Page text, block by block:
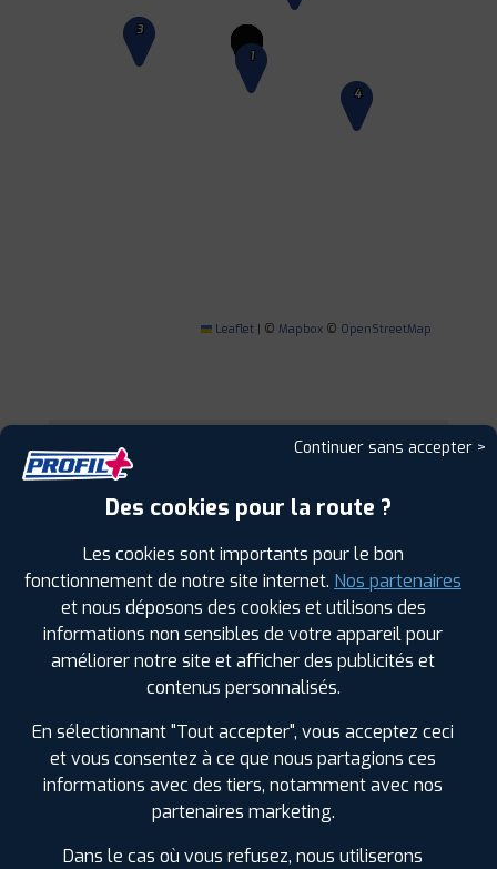
1
3
4
Leaflet | © Mapbox © OpenStreetMap
1
ST BENOIT-POITIERS
1 RUE DE LA VALLEE 86280 SAINT BENOIT -
0549572077
HORAIRES | +D'INFOS
PROFIL PLUSCHATELLERAULT
31 RUE D'ARGENSON 86100 CHATELLERAULT
NORD
+D'INFOS
Continuer sans accepter >
Des cookies pour la route ?
Les cookies sont importants pour le bon
fonctionnement de notre site internet. Nos partenaires
et nous déposons des cookies et utilisons des
informations non sensibles de votre appareil pour
améliorer notre site et afficher des publicités et
contenus personnalisés.
En sélectionnant "Tout accepter", vous acceptez ceci
et vous consentez à ce que nous partagions ces
informations avec des tiers, notamment avec nos
partenaires marketing.
Dans le cas où vous refusez, nous utiliserons